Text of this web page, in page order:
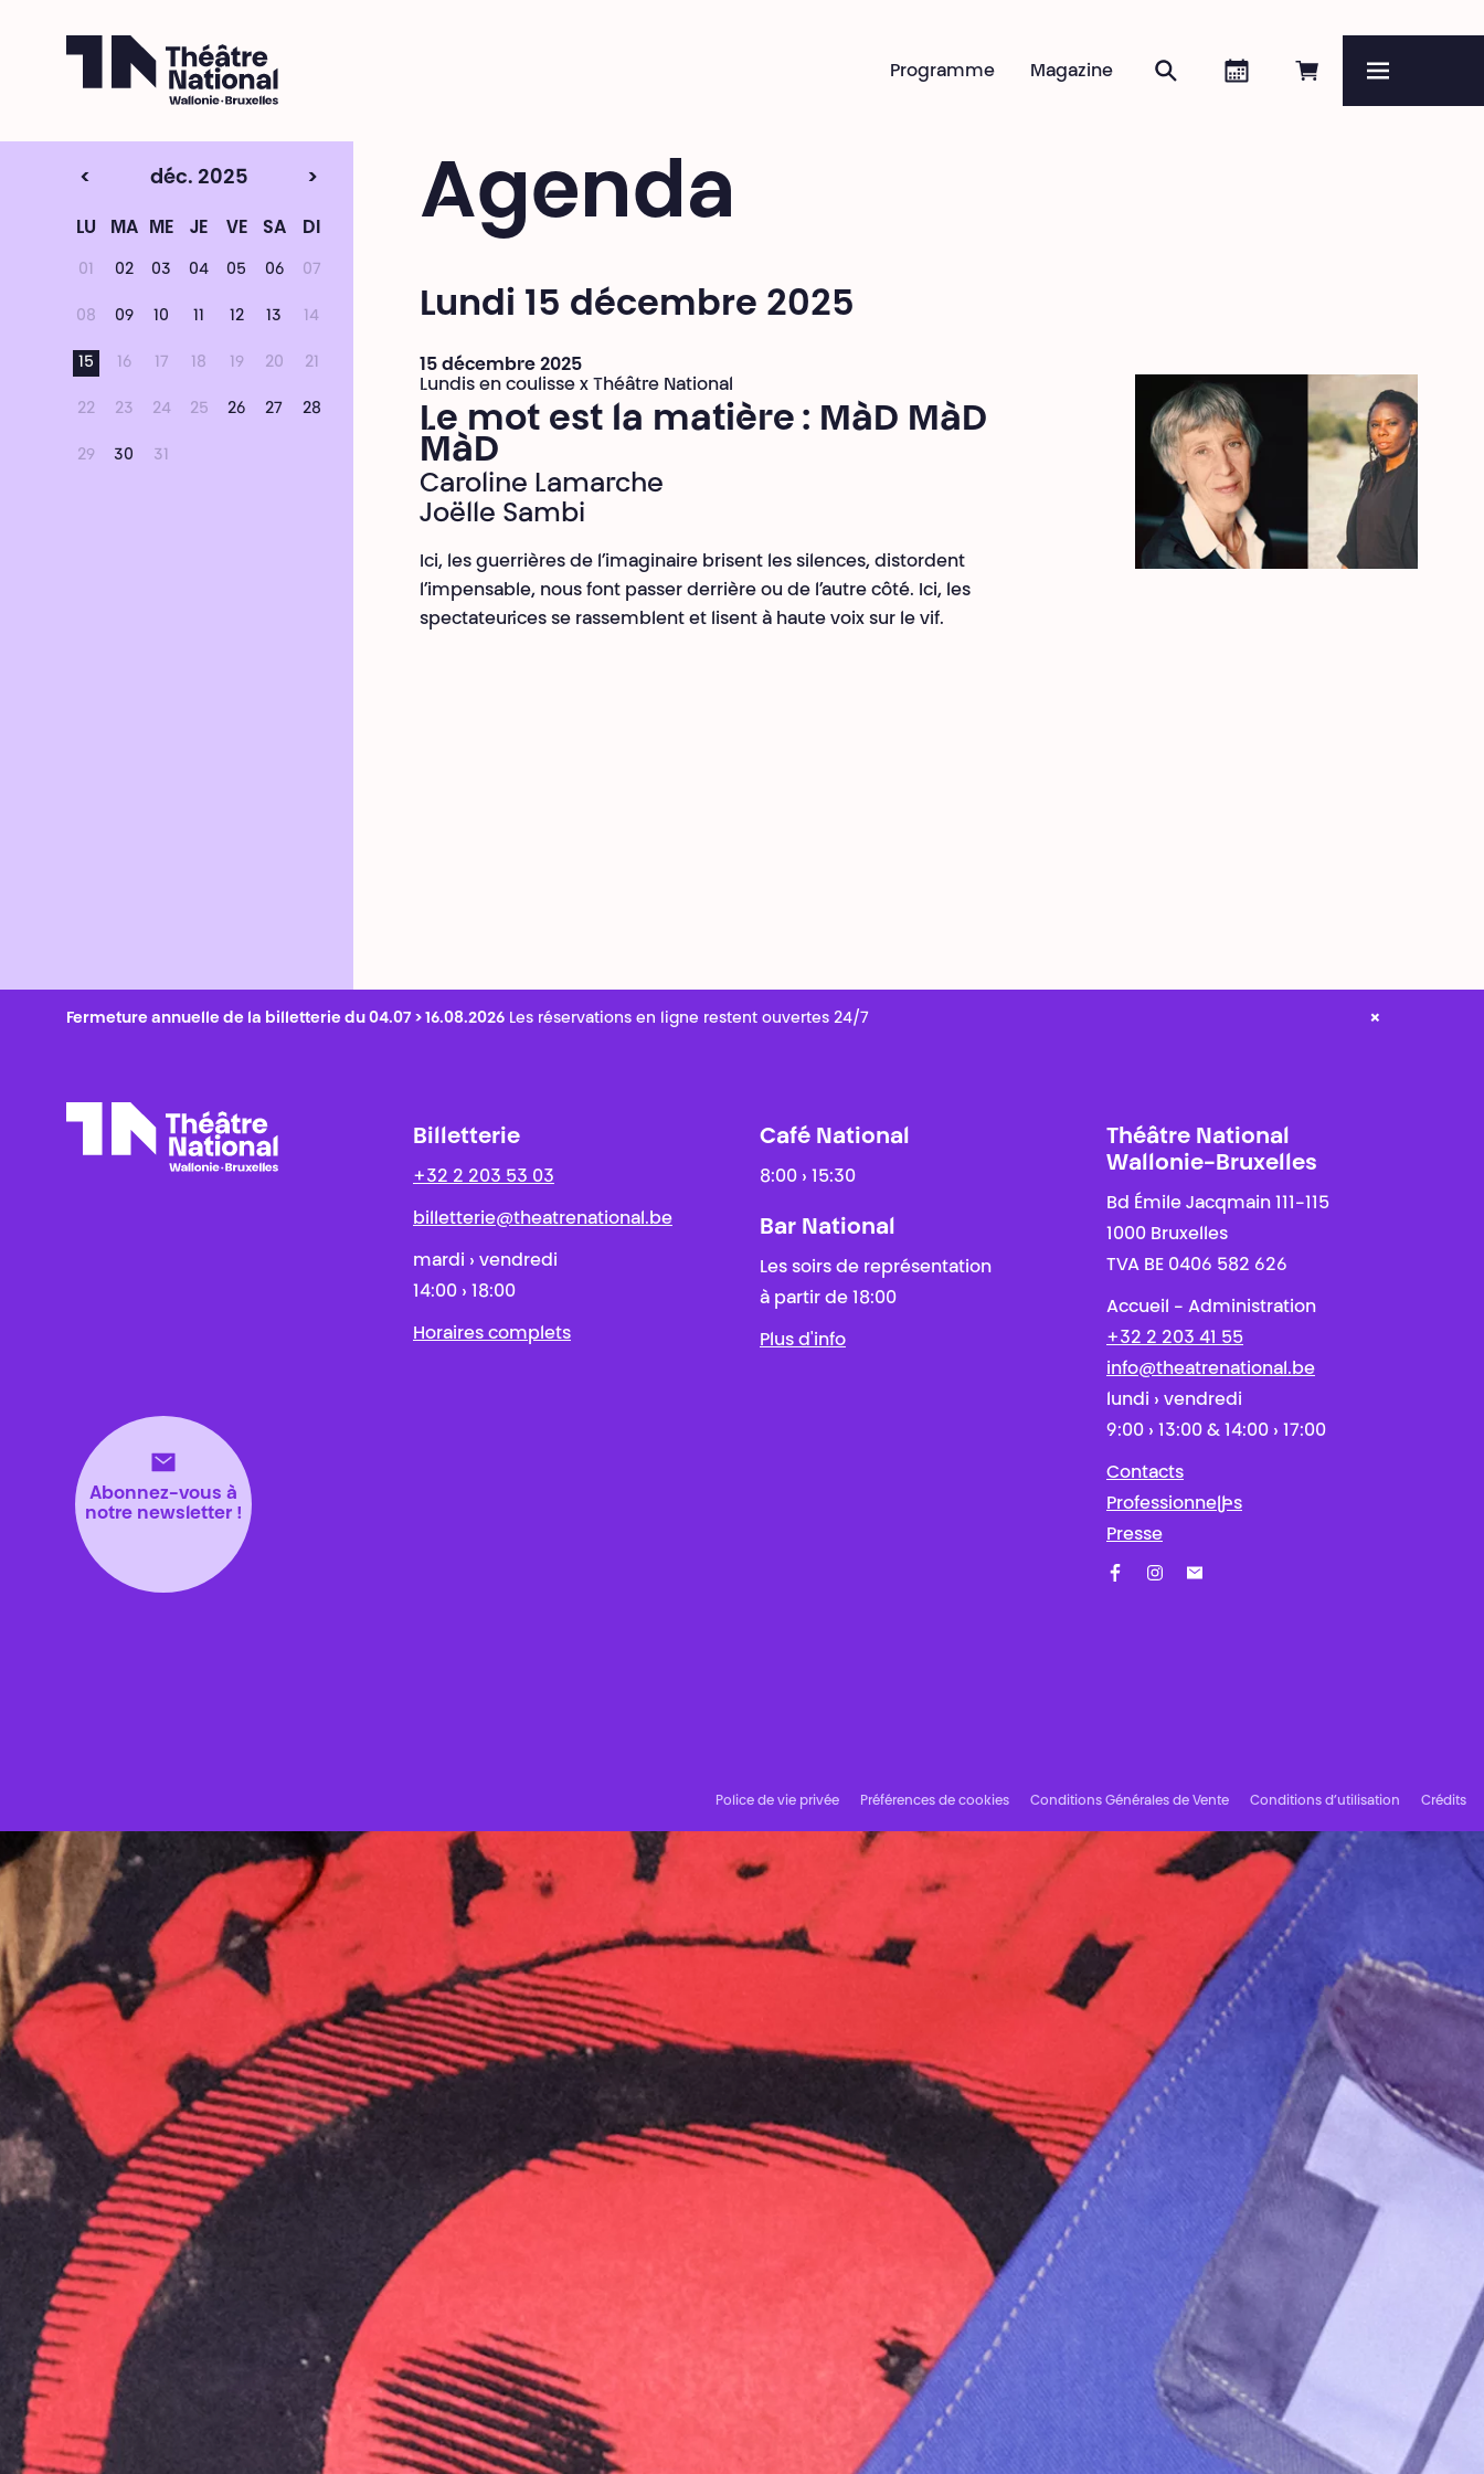
Réserver en ligne
Agenda
Rechercher
Magazine
Programme
Agenda
< déc. 2025 >
LU MA ME JE VE SA DI
01 02 03 04 05 06 07
08 09 10 11 12 13 14
15 16 17 18 19 20 21
22 23 24 25 26 27 28
29 30 31
Lundi 15 décembre 2025
15 décembre 2025
Lundis en coulisse x Théâtre National
Le mot est la matière : MàD MàD
MàD
Caroline Lamarche
Joëlle Sambi
Ici, les guerrières de l’imaginaire brisent les silences, distordent
l’impensable, nous font passer derrière ou de l’autre côté. Ici, les
spectateur·ices se rassemblent et lisent à haute voix sur le vif.
Fermeture annuelle de la billetterie du 04.07 > 16.08.2026 Les réservations en ligne restent ouvertes 24/7 ×
Abonnez-vous à
notre newsletter !
Billetterie
+32 2 203 53 03
billetterie@theatrenational.be
mardi › vendredi
14:00 › 18:00
Horaires complets
Café National
8:00 › 15:30
Bar National
Les soirs de représentation
à partir de 18:00
Plus d'info
Théâtre National
Wallonie-Bruxelles
Bd Émile Jacqmain 111-115
1000 Bruxelles
TVA BE 0406 582 626
Accueil - Administration
+32 2 203 41 55
info@theatrenational.be
lundi › vendredi
9:00 › 13:00 & 14:00 › 17:00
Contacts
Professionnel·les
Presse
Police de vie privée Préférences de cookies Conditions Générales de Vente Conditions d’utilisation Crédits